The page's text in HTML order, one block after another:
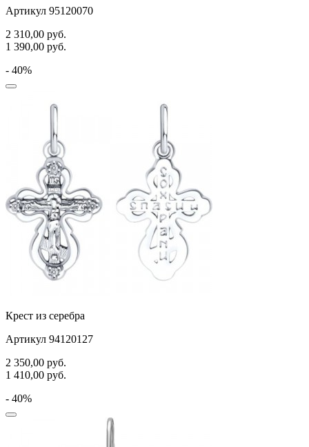
Артикул 95120070
2 310,00 руб.
1 390,00 руб.
- 40%
Крест из серебра
Артикул 94120127
2 350,00 руб.
1 410,00 руб.
- 40%